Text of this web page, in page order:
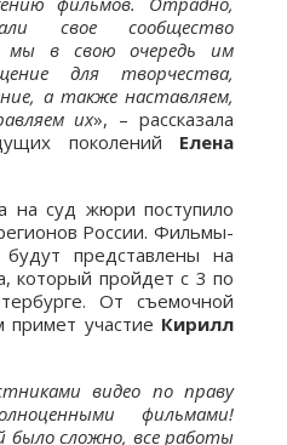
свое сообщество
мы в свою очередь им
для творчества,
а также наставляем,
их», – рассказала
поколений Елена
на суд жюри поступило
России. Фильмы-
будут представлены на
который пройдет с 3 по
От съемочной
участие Кирилл
видео по праву
фильмами!
было сложно, все работы